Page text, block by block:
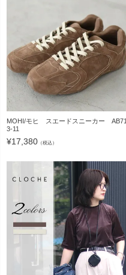
MOHI/モヒ スエードスニーカー AB71
3-11
¥17,380 （税込）